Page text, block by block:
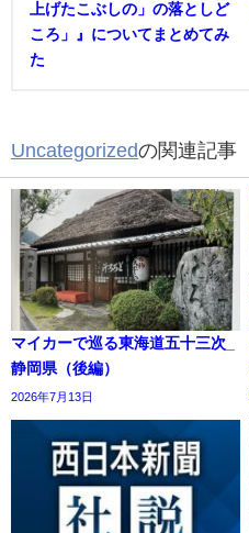
上げたこぶしの」の落としど
ころ」』についてまとめてみ
た
Uncategorizedの関連記事
マイカーで巡る東海道五十三次_
静岡県（後編）
2026年7月13日